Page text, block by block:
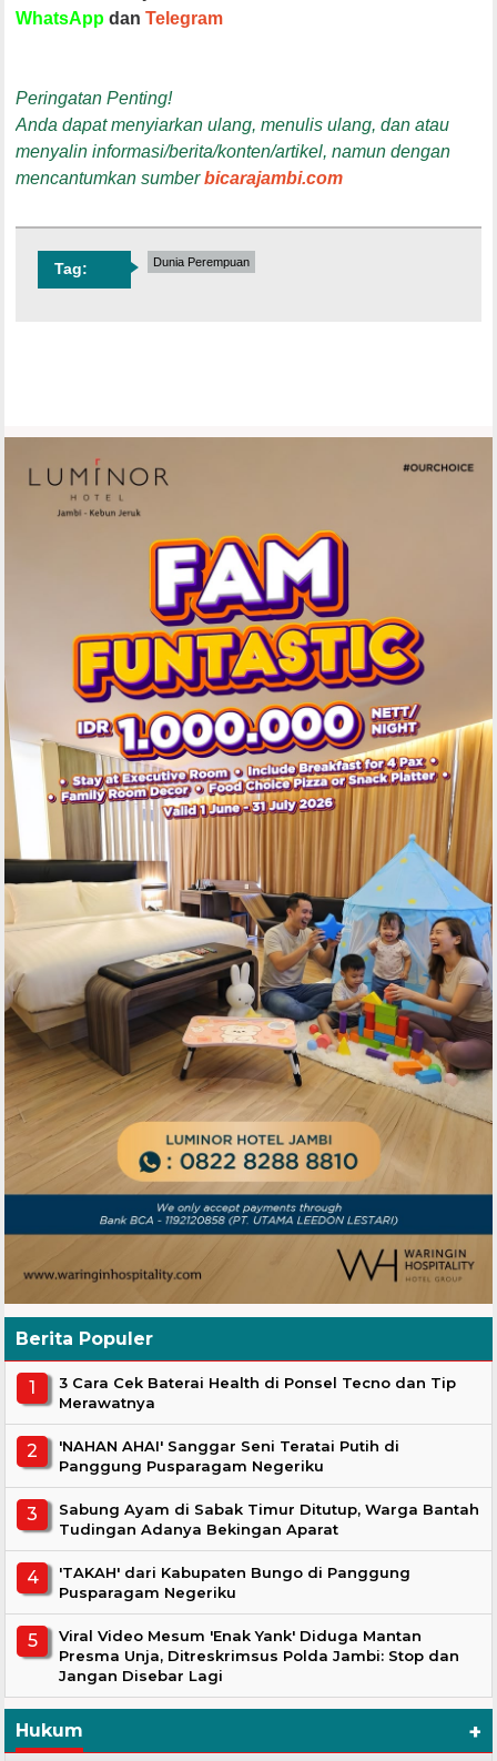
WhatsApp danTelegram
Peringatan Penting!
Anda dapat menyiarkan ulang, menulis ulang, dan atau
menyalin informasi/berita/konten/artikel, namun dengan
mencantumkan sumberbicarajambi.com
Tag: Dunia Perempuan
Berita Populer
3 Cara Cek Baterai Health di Ponsel Tecno dan Tip
Merawatnya
'NAHAN AHAI' Sanggar Seni Teratai Putih di
Panggung Pusparagam Negeriku
Sabung Ayam di Sabak Timur Ditutup, Warga Bantah
Tudingan Adanya Bekingan Aparat
'TAKAH' dari Kabupaten Bungo di Panggung
Pusparagam Negeriku
Viral Video Mesum 'Enak Yank' Diduga Mantan
Presma Unja, Ditreskrimsus Polda Jambi: Stop dan
Jangan Disebar Lagi
Hukum +